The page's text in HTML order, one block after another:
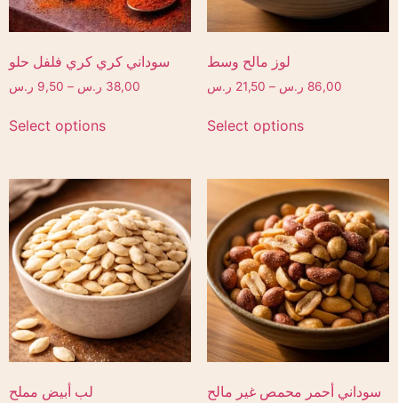
سوداني كري كري فلفل حلو
9,50 ر.س – 38,00 ر.س
Select options
لوز مالح وسط
21,50 ر.س – 86,00 ر.س
Select options
لب أبيض مملح سوداني أحمر محمص غير مالح